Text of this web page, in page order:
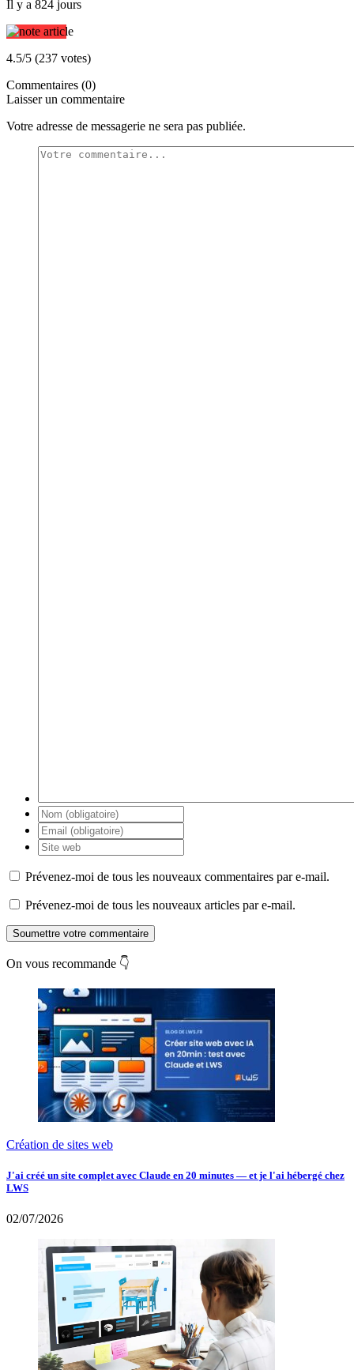
Il y a 824 jours
4.5/5 (237 votes)
Commentaires (0)
Laisser un commentaire
Votre adresse de messagerie ne sera pas publiée.
Prévenez-moi de tous les nouveaux commentaires par e-mail.
Prévenez-moi de tous les nouveaux articles par e-mail.
Soumettre votre commentaire
On vous recommande 👇
Création de sites web
J'ai créé un site complet avec Claude en 20 minutes — et je l'ai hébergé chez
LWS
02/07/2026